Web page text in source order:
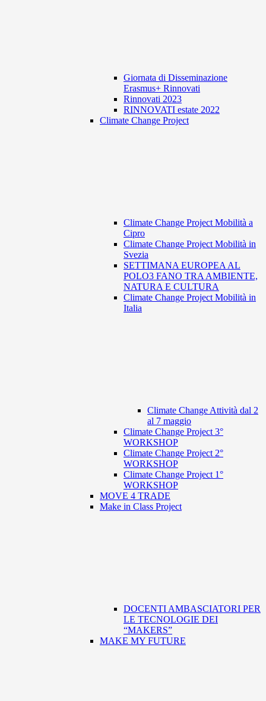
Giornata di Disseminazione
Erasmus+ Rinnovati
Rinnovati 2023
RINNOVATI estate 2022
Climate Change Project
Climate Change Project Mobilità a
Cipro
Climate Change Project Mobilità in
Svezia
SETTIMANA EUROPEA AL
POLO3 FANO TRA AMBIENTE,
NATURA E CULTURA
Climate Change Project Mobilità in
Italia
Climate Change Attività dal 2
al 7 maggio
Climate Change Project 3°
WORKSHOP
Climate Change Project 2°
WORKSHOP
Climate Change Project 1°
WORKSHOP
MOVE 4 TRADE
Make in Class Project
DOCENTI AMBASCIATORI PER
LE TECNOLOGIE DEI
“MAKERS”
MAKE MY FUTURE